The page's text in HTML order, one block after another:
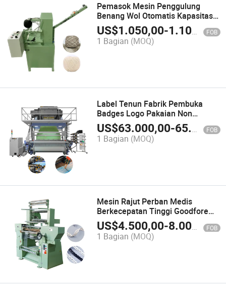
Pemasok Mesin Penggulung
Benang Wol Otomatis Kapasitas
Roda Benang Listrik Goodfore
US$1.050,00-1.100,00 FOB
1 Bagian (MOQ)
Label Tenun Fabrik Pembuka
Badges Logo Pakaian Non
Kemeja Mesin Produksi
US$63.000,00-65.000,00 FOB
1 Bagian (MOQ)
Mesin Rajut Perban Medis
Berkecepatan Tinggi Goodfore
Siap Dijual
US$4.500,00-8.000,00 FOB
1 Bagian (MOQ)